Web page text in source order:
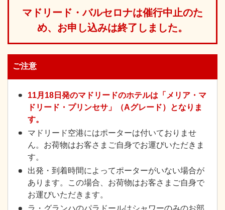
マドリード・バルセロナは催行中止のた
め、お申し込みは終了しました。
ご注意
11月18日発のマドリードのホテルは「メリア・マ
ドリード・プリンセサ」（Aグレード）となりま
す。
マドリード空港にはポーターは付いておりませ
ん。お荷物はお客さまご自身でお運びいただきま
す。
出発・到着時間によってポーターがいない場合が
あります。この場合、お荷物はお客さまご自身で
お運びいただきます。